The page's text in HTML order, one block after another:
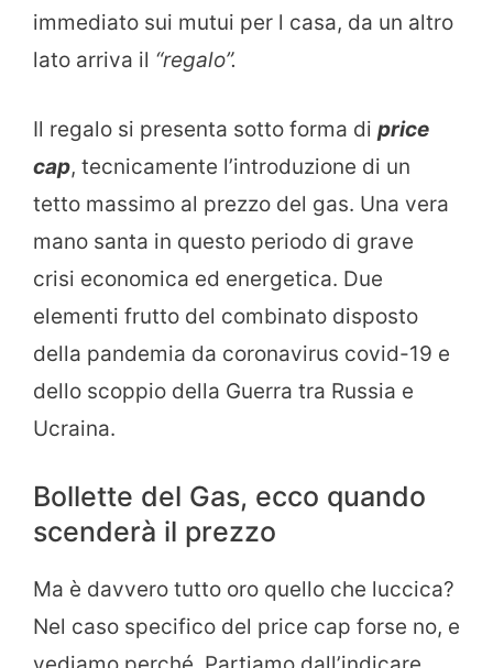
immediato sui mutui per l casa, da un altro
lato arriva il “regalo”.
Il regalo si presenta sotto forma di price
cap, tecnicamente l’introduzione di un
tetto massimo al prezzo del gas. Una vera
mano santa in questo periodo di grave
crisi economica ed energetica. Due
elementi frutto del combinato disposto
della pandemia da coronavirus covid-19 e
dello scoppio della Guerra tra Russia e
Ucraina.
Bollette del Gas, ecco quando
scenderà il prezzo
Ma è davvero tutto oro quello che luccica?
Nel caso specifico del price cap forse no, e